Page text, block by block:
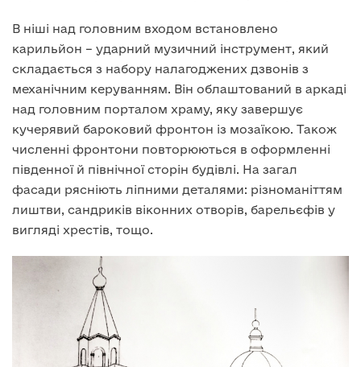
В ніші над головним входом встановлено
карильйон – ударний музичний інструмент, який
складається з набору налагоджених дзвонів з
механічним керуванням. Він облаштований в аркаді
над головним порталом храму, яку завершує
кучерявий бароковий фронтон із мозаїкою. Також
численні фронтони повторюються в оформленні
південної й північної сторін будівлі. На загал
фасади рясніють ліпними деталями: різноманіттям
лиштви, сандриків віконних отворів, барельєфів у
вигляді хрестів, тощо.